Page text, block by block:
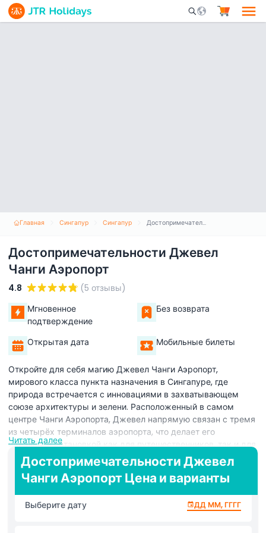
Mobile Search
Главная Сингапур Сингапур Достопримечательности Джевел Чанги Аэропорт
Достопримечательности Джевел
Чанги Аэропорт
4.8
(5 отзывы)
Мгновенное
подтверждение
Без возврата
Открытая дата Мобильные билеты
Откройте для себя магию Джевел Чанги Аэропорт,
мирового класса пункта назначения в Сингапуре, где
природа встречается с инновациями в захватывающем
союзе архитектуры и зелени. Расположенный в самом
центре Чанги Аэропорта, Джевел напрямую связан с тремя
из четырёх терминалов аэропорта, что делает его
идеальной остановкой как для путешественников, так и для
местных жителей. Его знаковый центр — HSBC Rain Vortex —
самый высокий в мире внутренний водопад, который
завораживает посетителей потрясающими световыми и
звуковыми шоу, превращающими пространство в
ослепительное зрелище. Вокруг этого чуда расположен
Читать далее
Достопримечательности Джевел
Чанги Аэропорт Цена и варианты
Выберите дату ДД ММ, ГГГГ